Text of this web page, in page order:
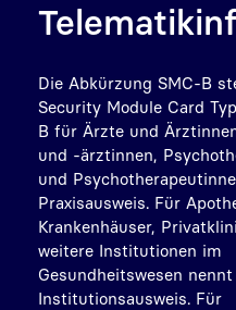
Die Abkürzung SMC-B
Security Module Card
B für Ärzte und
und -ärztinnen,
und
Praxisausweis. Für
Krankenhäuser,
weitere Institutionen im
Gesundheitswesen
Institutionsausweis. Für